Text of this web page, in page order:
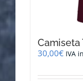
Camiseta
30,00€ IVA